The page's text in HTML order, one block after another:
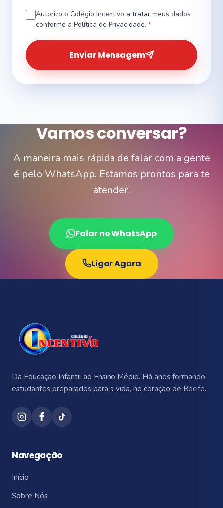
Autorizo o Colégio Incentivo a tratar meus dados
conforme a Política de Privacidade. *
Enviar Mensagem
Vamos conversar?
A maneira mais rápida de falar com a gente
é pelo WhatsApp. Estamos prontos para te
atender.
Falar no WhatsApp
Ligar Agora
Da Educação Infantil ao Ensino Médio. Há anos formando
estudantes preparados para a vida, no coração de Recife.
Navegação
Início
Sobre Nós